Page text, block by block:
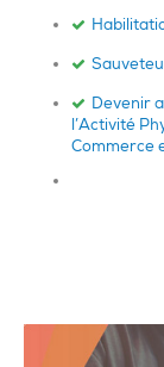
Devenir
l’Activité
Commerce